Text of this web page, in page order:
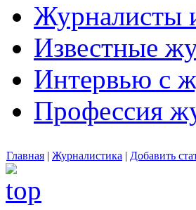
Журналисты
Известные
Интервью с
Профессия
Главная | Журналистика | Добавить